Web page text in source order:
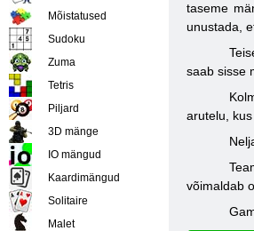
taseme
unustada,
saab sisse
arutelu,
võimaldab
Mõistatused
Sudoku
Zuma
Tetris
Piljard
3D mänge
IO mängud
Kaardimängud
Solitaire
Malet